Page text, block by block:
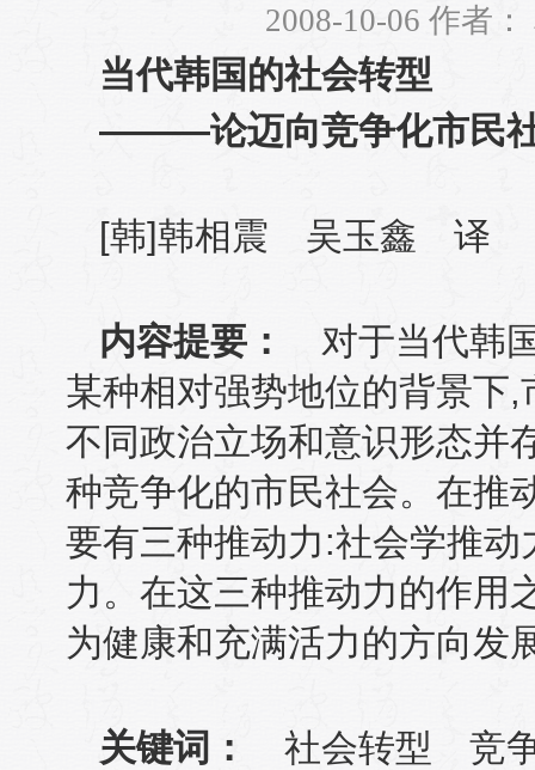
2008-10-06 作者
当代韩国的社会转型
———论迈向竞争化市民
[韩]韩相震 吴玉鑫 译
内容提要： 对于当代韩
某种相对强势地位的背景下,
不同政治立场和意识形态并
种竞争化的市民社会。在推
要有三种推动力:社会学推动
力。在这三种推动力的作用
为健康和充满活力的方向发
关键词： 社会转型 竞